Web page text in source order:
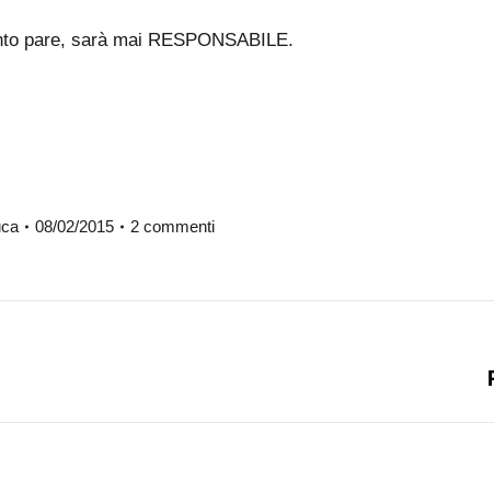
pare, sarà mai RESPONSABILE.
08/02/2015 2 commenti
post: